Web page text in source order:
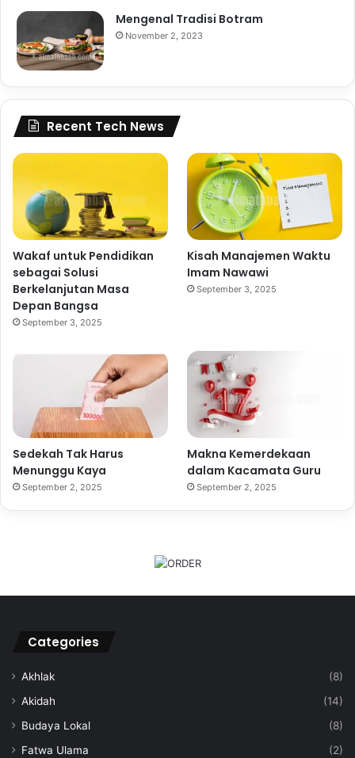
Mengenal Tradisi Botram
November 2, 2023
Recent Tech News
Wakaf untuk Pendidikan
sebagai Solusi
Berkelanjutan Masa
Depan Bangsa
September 3, 2025
Kisah Manajemen Waktu
Imam Nawawi
September 3, 2025
Sedekah Tak Harus
Menunggu Kaya
September 2, 2025
Makna Kemerdekaan
dalam Kacamata Guru
September 2, 2025
Categories
Akhlak
(8)
Akidah
(14)
Budaya Lokal
(8)
Fatwa Ulama
(2)